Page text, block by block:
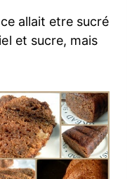
allait etre sucré
et sucre, mais